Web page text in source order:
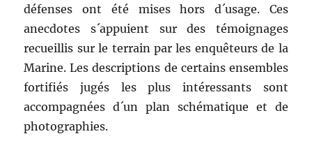
défenses ont été mises hors d´usage. Ces
anecdotes s´appuient sur des témoignages
recueillis sur le terrain par les enquêteurs de la
Marine. Les descriptions de certains ensembles
fortifiés jugés les plus intéressants sont
accompagnées d´un plan schématique et de
photographies.